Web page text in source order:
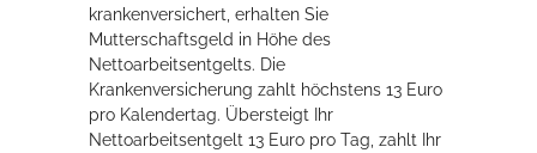
Spaß unter prickelnden Wasserfällen, das rauschende Meer im
Wellenbecken oder doch lieber die pure Entspannung auf der
Sprudelliege im Solebecken?
mehr dazu...
krankenversichert, erhalten Sie
Mutterschaftsgeld in Höhe des
Nettoarbeitsentgelts. Die
Krankenversicherung zahlt höchstens 13 Euro
pro Kalendertag. Übersteigt Ihr
Nettoarbeitsentgelt 13 Euro pro Tag, zahlt Ihr